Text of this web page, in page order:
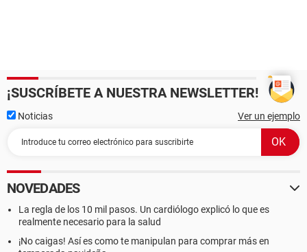
¡SUSCRÍBETE A NUESTRA NEWSLETTER!
Noticias Ver un ejemplo
NOVEDADES
La regla de los 10 mil pasos. Un cardiólogo explicó lo que es
realmente necesario para la salud
¡No caigas! Así es como te manipulan para comprar más en